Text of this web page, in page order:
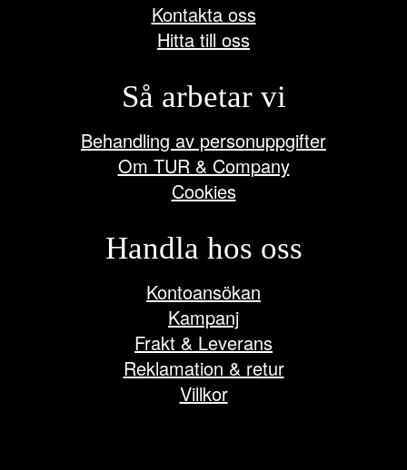
Kontakta oss
Hitta till oss
Så arbetar vi
Behandling av personuppgifter
Om TUR & Company
Cookies
Handla hos oss
Kontoansökan
Kampanj
Frakt & Leverans
Reklamation & retur
Villkor